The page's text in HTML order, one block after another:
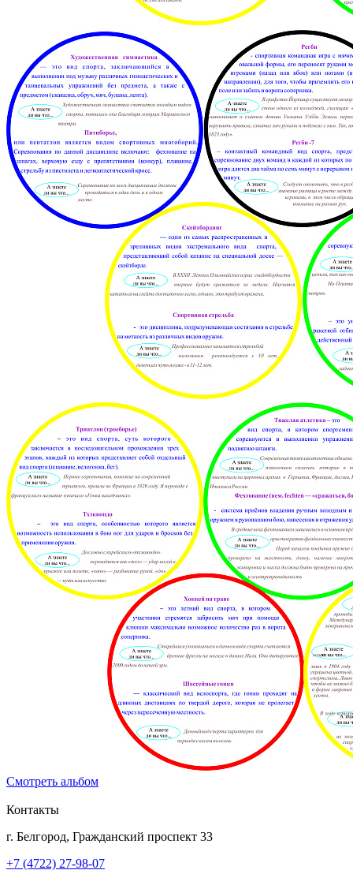
Смотреть альбом
Контакты
г. Белгород, Гражданский проспект 33
+7 (4722) 27-98-07